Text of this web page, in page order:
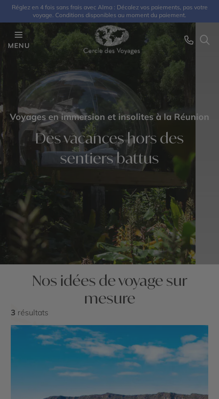
Réglez en 4 fois sans frais avec Alma : Décalez vos paiements, pas votre
voyage. Conditions disponibles au moment du paiement.
MENU
Voyages en immersion et insolites à la Réunion
Des vacances hors des
sentiers battus
Nos idées de voyage sur
mesure
3 résultats